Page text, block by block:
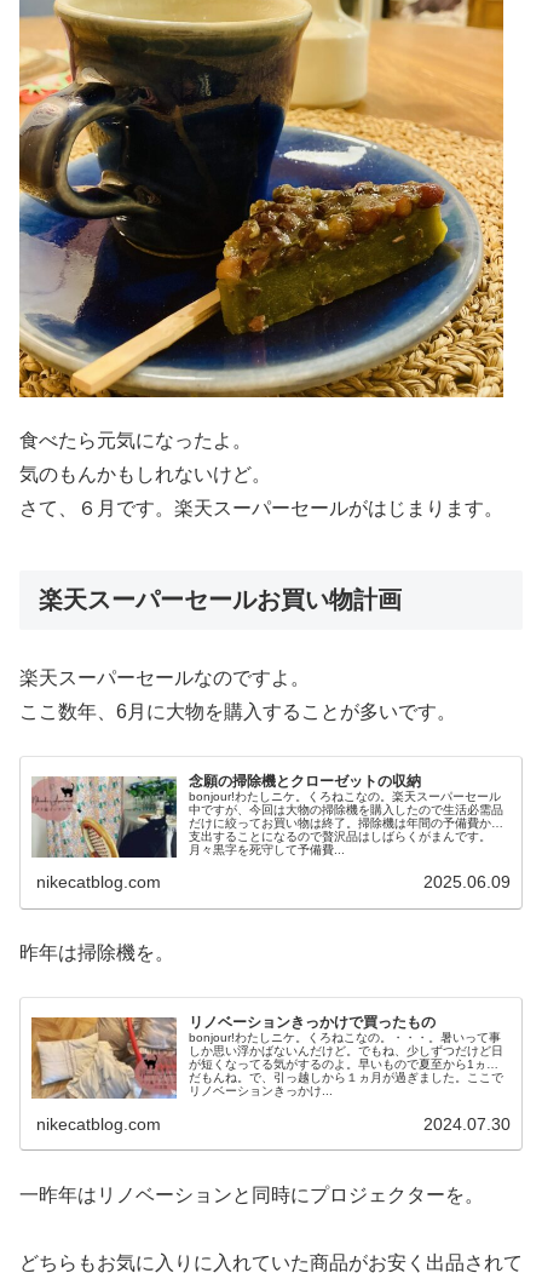
食べたら元気になったよ。
気のもんかもしれないけど。
さて、６月です。楽天スーパーセールがはじまります。
楽天スーパーセールお買い物計画
楽天スーパーセールなのですよ。
ここ数年、6月に大物を購入することが多いです。
念願の掃除機とクローゼットの収納
bonjour!わたしニケ。くろねこなの。楽天スーパーセール
中ですが、今回は大物の掃除機を購入したので生活必需品
だけに絞ってお買い物は終了。掃除機は年間の予備費から
支出することになるので贅沢品はしばらくがまんです。
月々黒字を死守して予備費...
nikecatblog.com 2025.06.09
昨年は掃除機を。
リノベーションきっかけで買ったもの
bonjour!わたしニケ。くろねこなの。・・・。暑いって事
しか思い浮かばないんだけど。でもね、少しずつだけど日
が短くなってる気がするのよ。早いもので夏至から1ヵ月
だもんね。で、引っ越しから１ヵ月が過ぎました。ここで
リノベーションきっかけ...
nikecatblog.com 2024.07.30
一昨年はリノベーションと同時にプロジェクターを。
どちらもお気に入りに入れていた商品がお安く出品されて